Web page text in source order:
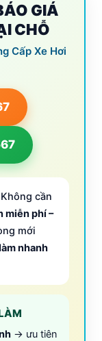
GIÁ
CHỖ
Cấp Xe Hơi
cần
miễn phí –
mới
nhanh
→ ưu tiên